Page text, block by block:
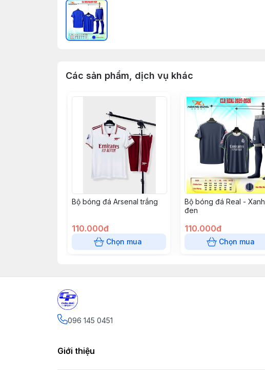
Các sản phẩm, dịch vụ khác
Bộ bóng đá Arsenal trắng
110.000đ
Chọn mua
Bộ bóng đá Real - Xanh
đen
110.000đ
Chọn mua
096 145 0451
Giới thiệu